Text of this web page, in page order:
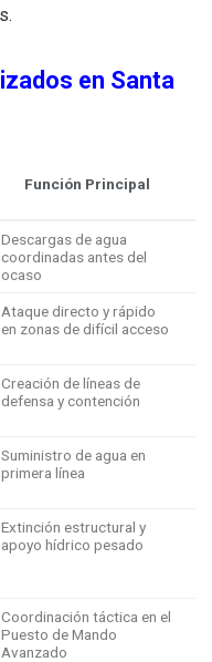
en Santa
Función Principal
Descargas de agua
coordinadas antes del
ocaso
Ataque directo y rápido
en zonas de difícil acceso
Creación de líneas de
defensa y contención
Suministro de agua en
primera línea
Extinción estructural y
apoyo hídrico pesado
Coordinación táctica en el
Puesto de Mando
Avanzado